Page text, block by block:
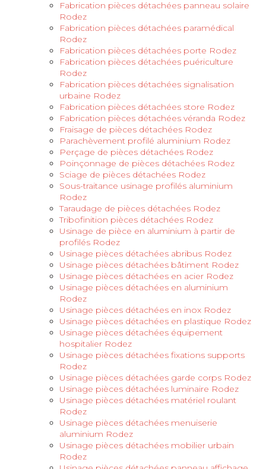
Fabrication pièces détachées panneau solaire
Rodez
Fabrication pièces détachées paramédical
Rodez
Fabrication pièces détachées porte Rodez
Fabrication pièces détachées puériculture
Rodez
Fabrication pièces détachées signalisation
urbaine Rodez
Fabrication pièces détachées store Rodez
Fabrication pièces détachées véranda Rodez
Fraisage de pièces détachées Rodez
Parachèvement profilé aluminium Rodez
Perçage de pièces détachées Rodez
Poinçonnage de pièces détachées Rodez
Sciage de pièces détachées Rodez
Sous-traitance usinage profilés aluminium
Rodez
Taraudage de pièces détachées Rodez
Tribofinition pièces détachées Rodez
Usinage de pièce en aluminium à partir de
profilés Rodez
Usinage pièces détachées abribus Rodez
Usinage pièces détachées bâtiment Rodez
Usinage pièces détachées en acier Rodez
Usinage pièces détachées en aluminium
Rodez
Usinage pièces détachées en inox Rodez
Usinage pièces détachées en plastique Rodez
Usinage pièces détachées équipement
hospitalier Rodez
Usinage pièces détachées fixations supports
Rodez
Usinage pièces détachées garde corps Rodez
Usinage pièces détachées luminaire Rodez
Usinage pièces détachées matériel roulant
Rodez
Usinage pièces détachées menuiserie
aluminium Rodez
Usinage pièces détachées mobilier urbain
Rodez